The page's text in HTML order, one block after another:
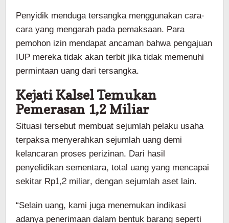
Penyidik menduga tersangka menggunakan cara-
cara yang mengarah pada pemaksaan. Para
pemohon izin mendapat ancaman bahwa pengajuan
IUP mereka tidak akan terbit jika tidak memenuhi
permintaan uang dari tersangka.
Kejati Kalsel Temukan
Pemerasan 1,2 Miliar
Situasi tersebut membuat sejumlah pelaku usaha
terpaksa menyerahkan sejumlah uang demi
kelancaran proses perizinan. Dari hasil
penyelidikan sementara, total uang yang mencapai
sekitar Rp1,2 miliar, dengan sejumlah aset lain.
“Selain uang, kami juga menemukan indikasi
adanya penerimaan dalam bentuk barang seperti